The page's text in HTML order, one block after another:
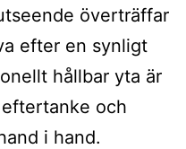
överträffar
efter en synligt
hållbar yta är
och
i hand.